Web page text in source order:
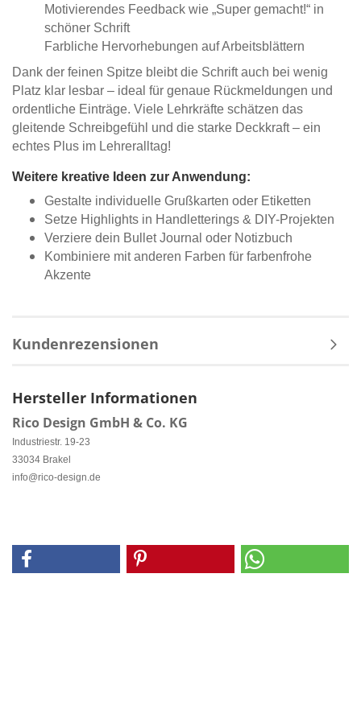
Motivierendes Feedback wie „Super gemacht!“ in
schöner Schrift
Farbliche Hervorhebungen auf Arbeitsblättern
Dank der feinen Spitze bleibt die Schrift auch bei wenig
Platz klar lesbar – ideal für genaue Rückmeldungen und
ordentliche Einträge. Viele Lehrkräfte schätzen das
gleitende Schreibgefühl und die starke Deckkraft – ein
echtes Plus im Lehreralltag!
Weitere kreative Ideen zur Anwendung:
Gestalte individuelle Grußkarten oder Etiketten
Setze Highlights in Handletterings & DIY-Projekten
Verziere dein Bullet Journal oder Notizbuch
Kombiniere mit anderen Farben für farbenfrohe
Akzente
Kundenrezensionen
Hersteller Informationen
Rico Design GmbH & Co. KG
Industriestr. 19-23
33034 Brakel
info@rico-design.de